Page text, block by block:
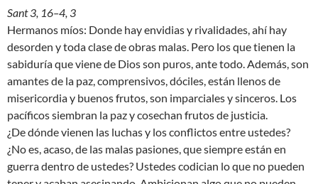
Sant 3, 16–4, 3
Hermanos míos: Donde hay envidias y rivalidades, ahí hay
desorden y toda clase de obras malas. Pero los que tienen la
sabiduría que viene de Dios son puros, ante todo. Además, son
amantes de la paz, comprensivos, dóciles, están llenos de
misericordia y buenos frutos, son imparciales y sinceros. Los
pacíficos siembran la paz y cosechan frutos de justicia.
¿De dónde vienen las luchas y los conflictos entre ustedes?
¿No es, acaso, de las malas pasiones, que siempre están en
guerra dentro de ustedes? Ustedes codician lo que no pueden